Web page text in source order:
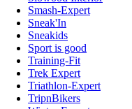
Smash-Expert
Sneak'In
Sneakids
Sport is good
Training-Fit
Trek Expert
Triathlon-Expert
TripnBikers